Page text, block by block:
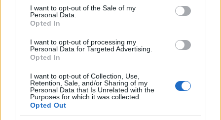
consent section.
I want to opt-out of the Sale of my
Personal Data.
Opted In
I want to opt-out of processing my
Personal Data for Targeted Advertising.
Opted In
I want to opt-out of Collection, Use,
Retention, Sale, and/or Sharing of my
Personal Data that Is Unrelated with the
Purposes for which it was collected.
Opted Out
AiAdhubMedia